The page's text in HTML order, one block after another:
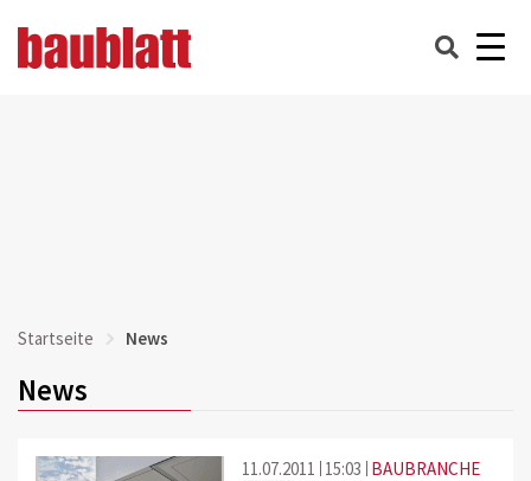
Startseite News
News
11.07.2011 15:03 BAUBRANCHE